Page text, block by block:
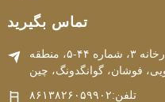
تماس بگیرید
کارخانه ۳، شماره ۴۴-۵، منطقه A، پایگاه تولیدی، شهر داتانگ، ناحیه
تلفن:۸۶۱۳۸۲۶۰۵۹۹۰۲